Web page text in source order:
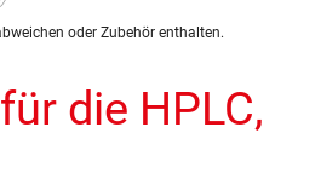
oder Zubehör enthalten.
die HPLC,